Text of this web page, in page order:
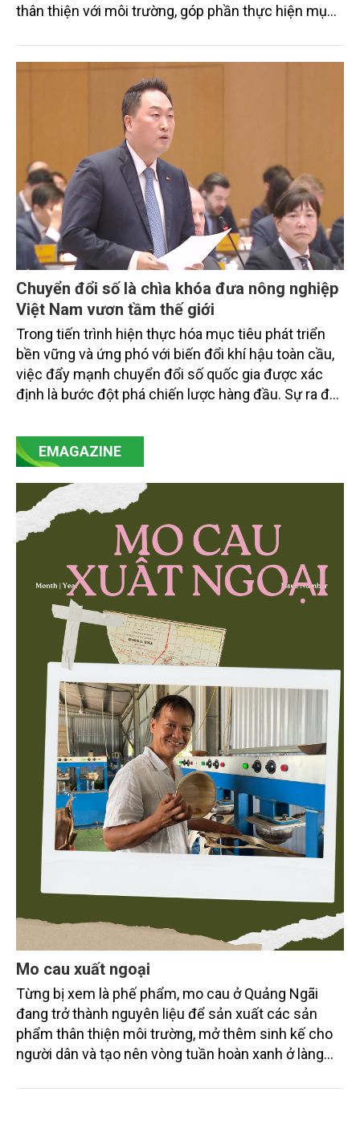
thân thiện với môi trường, góp phần thực hiện mục
trình thu hút sự tham gia của đông đảo đại biểu đến
từ các cơ quan quản lý nhà nước, đơn vị nghiên cứu,
doanh nghiệp, hợp tác xã và nông dân đang trực
tiếp triển khai mô hình sản xuất lúa phát thải thấp.
Chuyển đổi số là chìa khóa đưa nông nghiệp
Việt Nam vươn tầm thế giới
Trong tiến trình hiện thực hóa mục tiêu phát triển
bền vững và ứng phó với biến đổi khí hậu toàn cầu,
việc đẩy mạnh chuyển đổi số quốc gia được xác
định là bước đột phá chiến lược hàng đầu. Sự ra đời
mạnh mẽ, thúc đẩy quá trình cải cách toàn diện,
minh bạch hóa chuỗi cung ứng và nâng cao hiệu
then chốt là nông nghiệp và môi trường.
EMAGAZINE
Mo cau xuất ngoại
Từng bị xem là phế phẩm, mo cau ở Quảng Ngãi
đang trở thành nguyên liệu để sản xuất các sản
phẩm thân thiện môi trường, mở thêm sinh kế cho
người dân và tạo nên vòng tuần hoàn xanh ở làng
chén, dĩa... từ mo cau đã được thị trường trong nước